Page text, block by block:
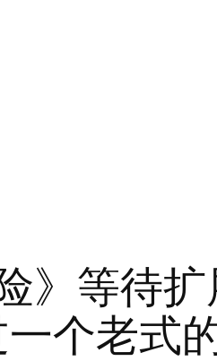
》等待
个老式